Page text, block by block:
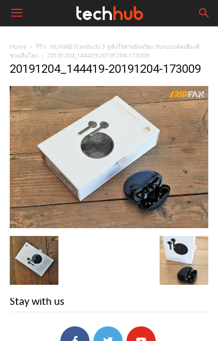
Home
รีวิว : HUAWEI FreeBuds 3 หูฟังไร้สายอัจฉริยะ กับระบบตัดเสียงที่
ชวนลืมโลก
20191204_144419-20191204-173009
20191204_144419-20191204-173009
Stay with us